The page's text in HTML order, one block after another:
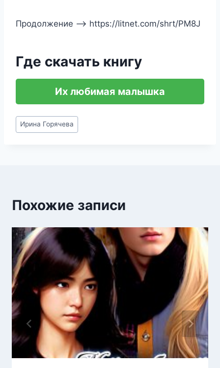
Продолжение —> https://litnet.com/shrt/PM8J
Где скачать книгу
Их любимая малышка
Метки
записи:
Ирина Горячева
Похожие записи